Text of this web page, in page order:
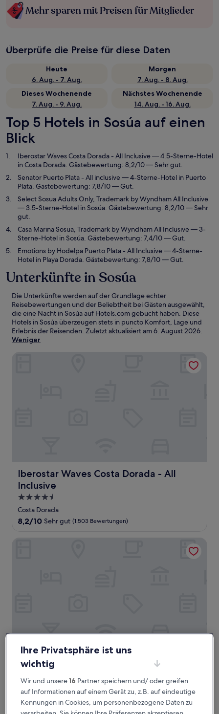
Mehr sparen mit Preisen für Mitglieder
Überprüfe die Preise für diese Daten
Heute
6. Aug. - 7. Aug.
Morgen
7. Aug. - 8. Aug.
Dieses Wochenende
7. Aug. - 9. Aug.
Nächstes Wochenende
14. Aug. - 16. Aug.
Top 5 Hotels in Sosúa auf einen
Blick
Iberostar Waves Costa Dorada - All Inclusive— 4.5-Sterne-Hotel
in Costa Dorada. Gästebewertung: 8,2/10 — Sehr gut.
Senator Puerto Plata - All inclusive— 4-Sterne-Hotel in Puerto
Plata. Gästebewertung: 7,8/10 — Gut.
Select Sosua Adults Only, Trademark by Wyndham All Inclusive
— 3.5-Sterne-Hotel in Sosúa. Gästebewertung: 8,2/10 — Sehr
gut.
Casa Marina Sosua, Trademark by Wyndham All Inclusive— 3-
Sterne-Hotel in Sosúa. Gästebewertung: 7,4/10 — Gut.
Emotions by Hodelpa Puerto Plata - All Inclusive— 4-Sterne-
Hotel in Playa Dorada. Gästebewertung: 7,8/10 — Gut.
Unterkünfte in Sosúa
Die Unterkünfte werden auf der Grundlage echter
Reisebewertungen und der Beliebtheit bei Gästen ausgewählt,
die eine Nacht in Sosúa auf Hotels.com gebucht haben. Diese
Hotels in Sosúa überzeugen stets in puncto Komfort, Lage und
Erlebnis der Reisenden. Zuletzt aktualisiert am6. August 2026.
Weniger
Iberostar Waves Costa Dorada - All
Inclusive
Iberostar Waves Costa Dorada - All Inclusive
4.5-
Sterne-
Unterkunft
Costa Dorada
8.2
10,
8,2/10 Sehr gut (1.503 Bewertungen)
Senator Puerto Plata - All inclusive
Senator Puerto Plata - All inclusive
Sterne-
Unterkunft
Puerto Plata
7.8
von
10,
7,8/10 Gut (2.095 Bewertungen)
285 €
Ihre Privatsphäre ist uns
wichtig
Wir und unsere16 Partner speichern und/ oder greifen
auf Informationen auf einem Gerät zu, z.B. auf eindeutige
Kennungen in Cookies, um personenbezogene Daten zu